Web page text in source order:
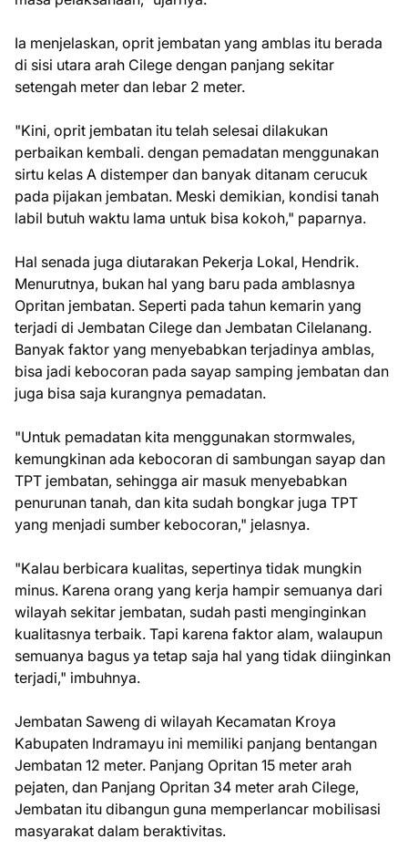
Ia menjelaskan, oprit jembatan yang amblas itu berada
di sisi utara arah Cilege dengan panjang sekitar
setengah meter dan lebar 2 meter.
"Kini, oprit jembatan itu telah selesai dilakukan
perbaikan kembali. dengan pemadatan menggunakan
sirtu kelas A distemper dan banyak ditanam cerucuk
pada pijakan jembatan. Meski demikian, kondisi tanah
labil butuh waktu lama untuk bisa kokoh," paparnya.
Hal senada juga diutarakan Pekerja Lokal, Hendrik.
Menurutnya, bukan hal yang baru pada amblasnya
Opritan jembatan. Seperti pada tahun kemarin yang
terjadi di Jembatan Cilege dan Jembatan Cilelanang.
Banyak faktor yang menyebabkan terjadinya amblas,
bisa jadi kebocoran pada sayap samping jembatan dan
juga bisa saja kurangnya pemadatan.
"Untuk pemadatan kita menggunakan stormwales,
kemungkinan ada kebocoran di sambungan sayap dan
TPT jembatan, sehingga air masuk menyebabkan
penurunan tanah, dan kita sudah bongkar juga TPT
yang menjadi sumber kebocoran," jelasnya.
"Kalau berbicara kualitas, sepertinya tidak mungkin
minus. Karena orang yang kerja hampir semuanya dari
wilayah sekitar jembatan, sudah pasti menginginkan
kualitasnya terbaik. Tapi karena faktor alam, walaupun
semuanya bagus ya tetap saja hal yang tidak diinginkan
terjadi," imbuhnya.
Jembatan Saweng di wilayah Kecamatan Kroya
Kabupaten Indramayu ini memiliki panjang bentangan
Jembatan 12 meter. Panjang Opritan 15 meter arah
pejaten, dan Panjang Opritan 34 meter arah Cilege,
Jembatan itu dibangun guna memperlancar mobilisasi
masyarakat dalam beraktivitas.